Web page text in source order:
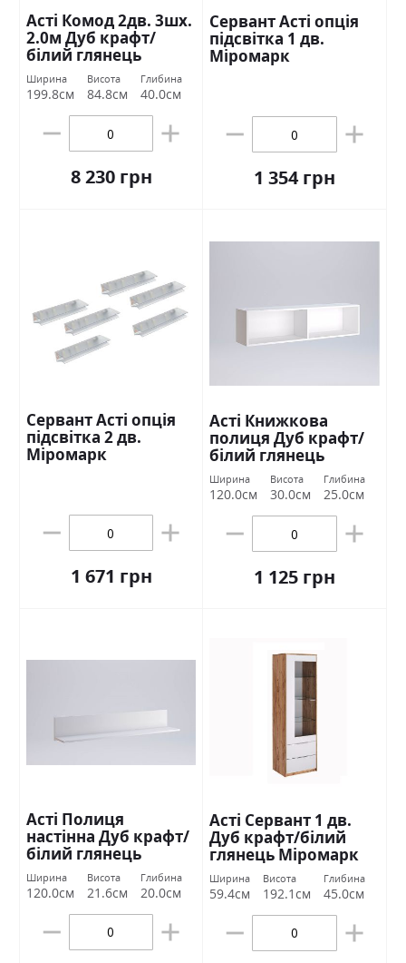
Асті Комод 2дв. 3шх.
2.0м Дуб крафт/
білий глянець
Міромарк
Ширина
199.8см
Висота
84.8см
Глибина
40.0см
8 230 грн
Сервант Асті опція
підсвітка 1 дв.
Міромарк
1 354 грн
Сервант Асті опція
підсвітка 2 дв.
Міромарк
1 671 грн
Асті Книжкова
полиця Дуб крафт/
білий глянець
Міромарк
Ширина
120.0см
Висота
30.0см
Глибина
25.0см
1 125 грн
Асті Полиця
настінна Дуб крафт/
білий глянець
Міромарк
Ширина
120.0см
Висота
21.6см
Глибина
20.0см
Асті Сервант 1 дв.
Дуб крафт/білий
глянець Міромарк
Ширина
59.4см
Висота
192.1см
Глибина
45.0см